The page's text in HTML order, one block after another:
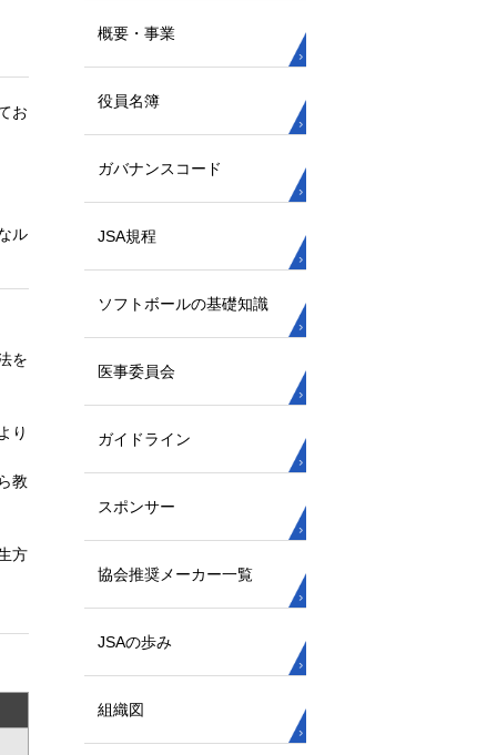
お
ル
を
り
教
方
概要・事業
役員名簿
ガバナンスコード
JSA規程
ソフトボールの基礎知識
医事委員会
ガイドライン
スポンサー
協会推奨メーカー一覧
JSAの歩み
組織図